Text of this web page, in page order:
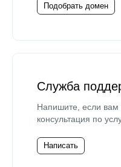
Подобрать домен
Служба
Напишите, если
консультация по
Написать